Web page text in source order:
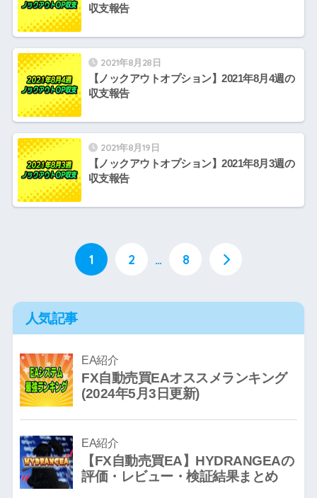
収支報告
2021年8月28日
【ノックアウトオプション】2021年8月4週の
収支報告
2021年8月19日
【ノックアウトオプション】2021年8月3週の
収支報告
1 2 … 8
人気記事